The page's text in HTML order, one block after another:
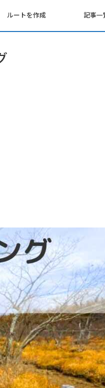
ルートを作成 記事一